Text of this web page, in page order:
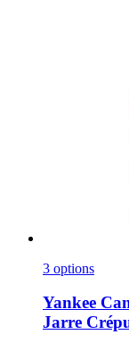
3 options
Yankee
Jarre